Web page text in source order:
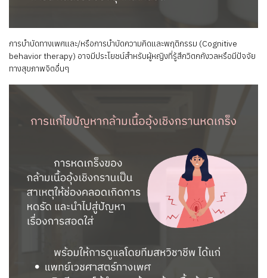
การบำบัดทางเพศและ/หรือการบำบัดความคิดและพฤติกรรม (Cognitive
behavior therapy) อาจมีประโยชน์สำหรับผู้หญิงที่รู้สึกวิตกกังวลหรือมีปัจจัย
ทางสุขภาพจิตอื่นๆ